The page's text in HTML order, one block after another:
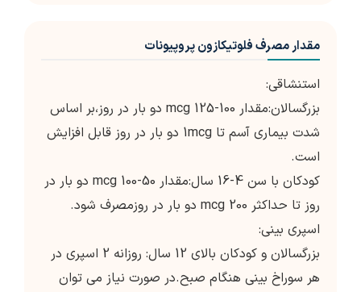
مقدار مصرف فلوتیکازون پروپیونات
استنشاقی:
بزرگسالان:مقدار 100-125 mcg دو بار در روز،بر اساس
شدت بیماری آسم تا 1mcg دو بار در روز قابل افزایش
است.
کودکان با سن 4-16 سال:مقدار 50-100 mcg دو بار در
روز تا حداکثر 200 mcg دو بار در روزمصرف شود.
اسپری بینی:
بزرگسالان و کودکان بالای 12 سال: روزانه 2 اسپری در
هر سوراخ بینی هنگام صبح.در صورت نیاز می توان